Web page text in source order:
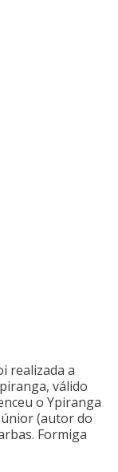
realizada a
válido
o Ypiranga
(autor do
Formiga